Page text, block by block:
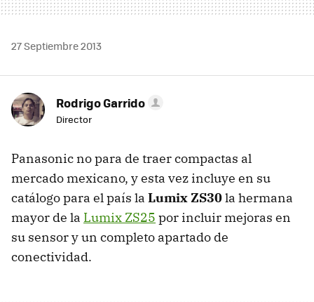
27 Septiembre 2013
Rodrigo Garrido
Director
Panasonic no para de traer compactas al
mercado mexicano, y esta vez incluye en su
catálogo para el país la Lumix ZS30la hermana
mayor de la Lumix ZS25 por incluir mejoras en
su sensor y un completo apartado de
conectividad.